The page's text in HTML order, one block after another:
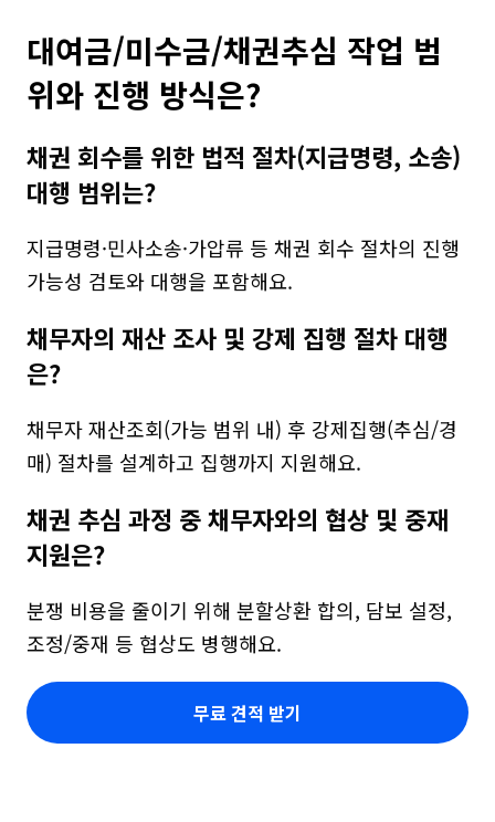
대여금/미수금/채권추심 작업 범
위와 진행 방식은?
채권 회수를 위한 법적 절차(지급명령, 소송)
대행 범위는?
지급명령·민사소송·가압류 등 채권 회수 절차의 진행
가능성 검토와 대행을 포함해요.
채무자의 재산 조사 및 강제 집행 절차 대행
은?
채무자 재산조회(가능 범위 내) 후 강제집행(추심/경
매) 절차를 설계하고 집행까지 지원해요.
채권 추심 과정 중 채무자와의 협상 및 중재
지원은?
분쟁 비용을 줄이기 위해 분할상환 합의, 담보 설정,
조정/중재 등 협상도 병행해요.
무료 견적 받기